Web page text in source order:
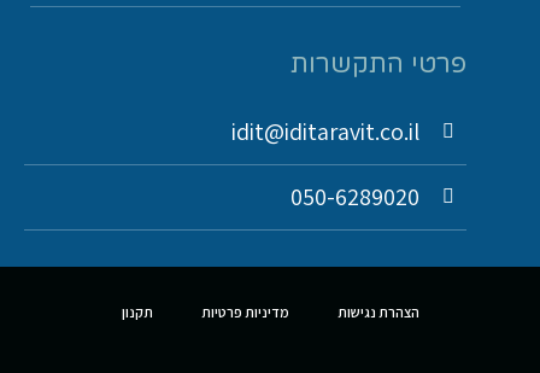
פרטי התקשרות
idit@iditaravit.co.il
050-6289020
הצהרת נגישות מדיניות פרטיות תקנון